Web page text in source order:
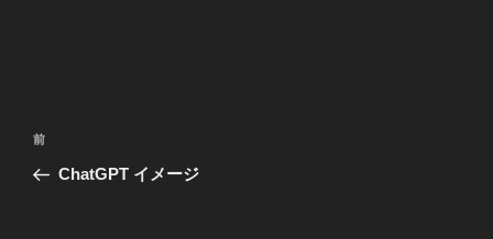
投
ナ
前
の
前
ChatGPT イメージ